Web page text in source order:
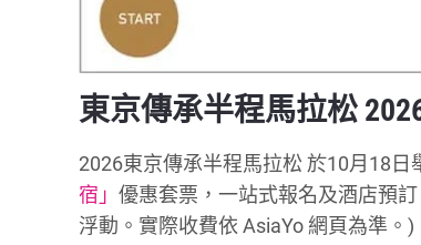
東京傳承半程馬拉松
2026東京傳承半程馬拉松 於10月18
宿」優惠套票，一站式報名及酒店預
浮動。實際收費依 AsiaYo 網頁為準。)